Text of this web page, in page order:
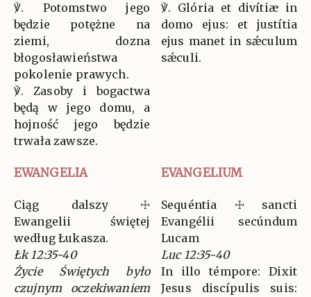
℣. Potomstwo jego
będzie potężne na
ziemi, dozna
błogosławieństwa
pokolenie prawych.
℣. Zasoby i bogactwa
będą w jego domu, a
hojność jego będzie
trwała zawsze.
℣. Glória et divítiæ in
domo ejus: et justítia
ejus manet in sǽculum
sǽculi.
EWANGELIA EVANGELIUM
Ciąg dalszy ☩
Ewangelii świętej
według Łukasza.
Łk 12:35-40
Życie Świętych było
czujnym oczekiwaniem
Sequéntia ☩ sancti
Evangélii secúndum
Lucam
Luc 12:35-40
In illo témpore: Dixit
Jesus discípulis suis: